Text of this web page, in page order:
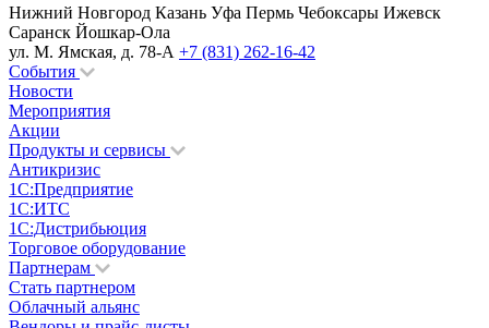
Нижний Новгород Казань Уфа Пермь Чебоксары Ижевск
Саранск Йошкар-Ола
ул. М. Ямская, д. 78-А +7 (831) 262-16-42
События
Новости
Мероприятия
Акции
Продукты и сервисы
Антикризис
1С:Предприятие
1С:ИТС
1С:Дистрибьюция
Торговое оборудование
Партнерам
Стать партнером
Облачный альянс